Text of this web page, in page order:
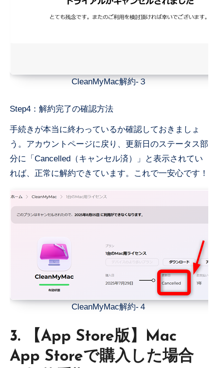
CleanMyMac解約-３
Step4：解約完了の確認方法
手続きが本当に終わっているか確認しておきましょ
う。アカウントページに戻り、更新日のステータス部
分に「Cancelled（キャンセル済）」と表示されてい
れば、正常に解約できています。これで一安心です！
CleanMyMac解約-４
3. 【App Store版】Mac
App Storeで購入した場合